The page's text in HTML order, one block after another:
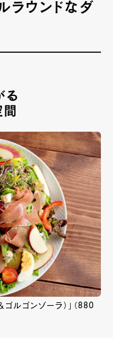
ラウンドなダ
る
ルゴンゾーラ）」（880